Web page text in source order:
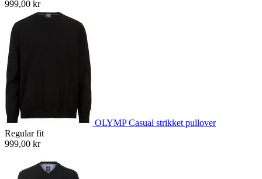
999,00 kr
OLYMP Casual strikket pullover
Regular fit
999,00 kr